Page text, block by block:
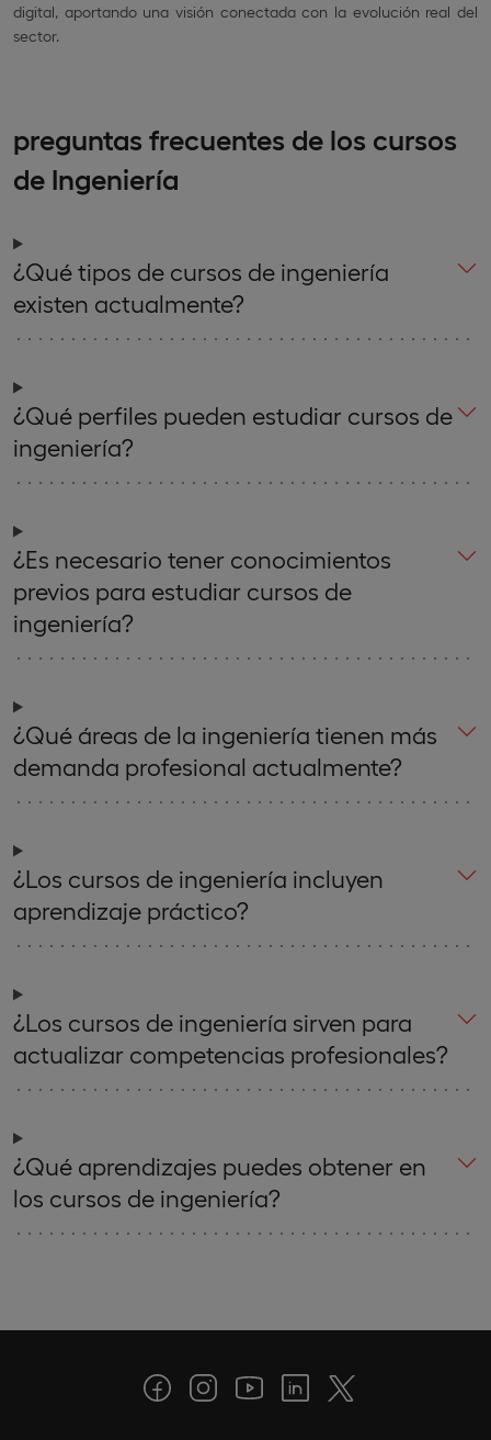
digital, aportando una visión conectada con la evolución real del
sector.
preguntas frecuentes de los cursos
de Ingeniería
¿Qué tipos de cursos de ingeniería
existen actualmente?
¿Qué perfiles pueden estudiar cursos de
ingeniería?
¿Es necesario tener conocimientos
previos para estudiar cursos de
ingeniería?
¿Qué áreas de la ingeniería tienen más
demanda profesional actualmente?
¿Los cursos de ingeniería incluyen
aprendizaje práctico?
¿Los cursos de ingeniería sirven para
actualizar competencias profesionales?
¿Qué aprendizajes puedes obtener en
los cursos de ingeniería?